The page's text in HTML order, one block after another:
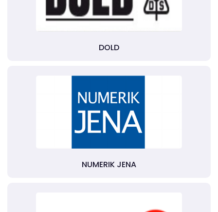
DOLD
NUMERIK JENA